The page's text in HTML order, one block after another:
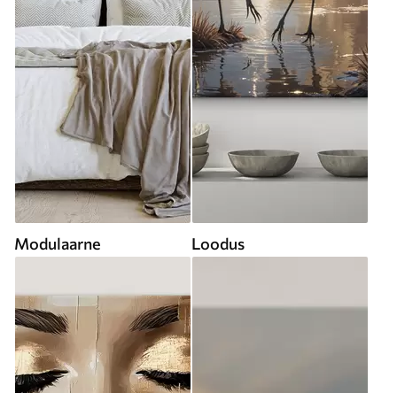
Modulaarne Loodus